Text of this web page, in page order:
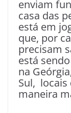
enviam
casa das
está em
que, por
precisam
está
na
Sul, locais
maneira